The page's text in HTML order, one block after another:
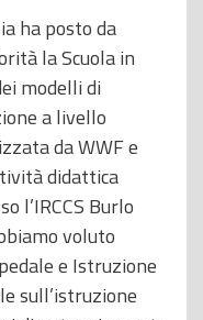
ha posto da
la Scuola in
modelli di
a livello
da WWF e
didattica
l’IRCCS Burlo
voluto
e Istruzione
sull’istruzione